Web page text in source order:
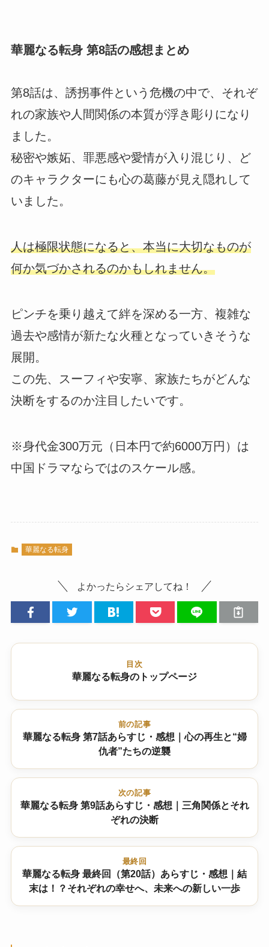
華麗なる転身 第8話の感想まとめ
第8話は、誘拐事件という危機の中で、それぞ
れの家族や人間関係の本質が浮き彫りになり
ました。
秘密や嫉妬、罪悪感や愛情が入り混じり、ど
のキャラクターにも心の葛藤が見え隠れして
いました。
人は極限状態になると、本当に大切なものが
何か気づかされるのかもしれません。
ピンチを乗り越えて絆を深める一方、複雑な
過去や感情が新たな火種となっていきそうな
展開。
この先、スーフィや安寧、家族たちがどんな
決断をするのか注目したいです。
※身代金300万元（日本円で約6000万円）は
中国ドラマならではのスケール感。
華麗なる転身
よかったらシェアしてね！
目次
華麗なる転身のトップページ
前の記事
華麗なる転身 第7話あらすじ・感想｜心の再生と“婦
仇者”たちの逆襲
次の記事
華麗なる転身 第9話あらすじ・感想｜三角関係とそれ
ぞれの決断
最終回
華麗なる転身 最終回（第20話）あらすじ・感想｜結
末は！？それぞれの幸せへ、未来への新しい一歩